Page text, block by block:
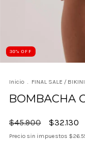
30% OFF
Inicio . FINAL SALE /
BOMBACHA
$45.900 $32.130
Precio sin impuestos